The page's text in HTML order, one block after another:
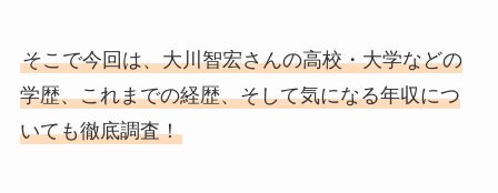
そこで今回は、大川智宏さんの高校・大学などの
学歴、これまでの経歴、そして気になる年収につ
いても徹底調査！